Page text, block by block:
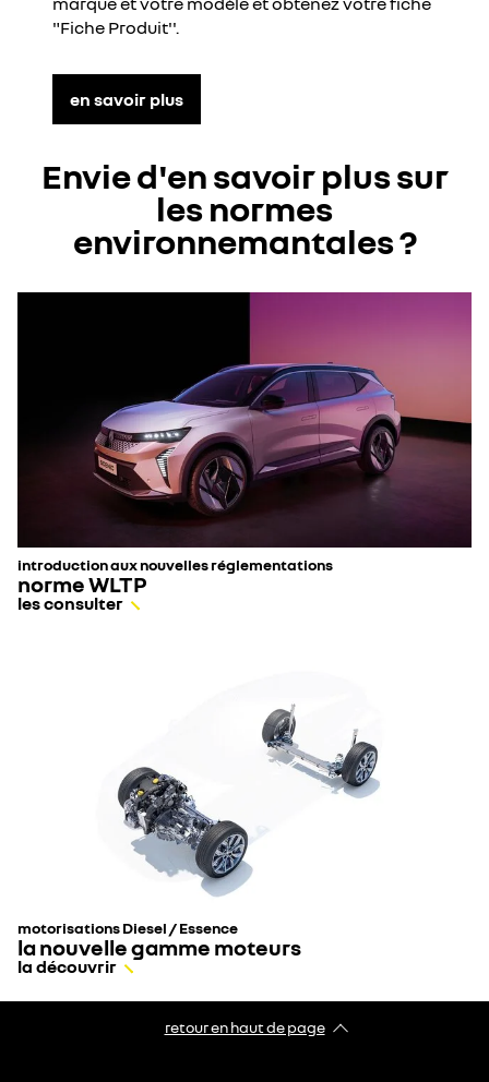
"Fiche Produit''.
en savoir plus
Envie d'en savoir plus sur
les normes
environnemantales ?
introduction aux nouvelles réglementations
norme WLTP
les consulter
motorisations Diesel / Essence
la nouvelle gamme moteurs
la découvrir
retour en haut de page​